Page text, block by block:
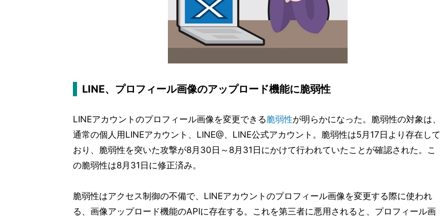
LINE、プロフィール画像のアップロード機能に脆弱性
LINEアカウントのプロフィール画像を変更できる脆弱性が明らかになった。脆弱性の対象は、
通常の個人用LINEアカウント、LINE@、LINE公式アカウント。脆弱性は5月17日より存在して
おり、脆弱性を突いた攻撃が8月30日～8月31日にかけて行われていたことが確認された。こ
の脆弱性は8月31日に修正済み。
脆弱性はアクセス制御の不備で、LINEアカウントのプロフィール画像を変更する際に使われ
る、画像アップロード機能のAPIに存在する。これを第三者に悪用されると、プロフィール画